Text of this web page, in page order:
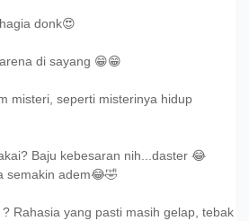
donk😍
di sayang 😁😁
misteri, seperti misterinya hidup
Baju kebesaran nih...daster 😂
semakin adem😂🤣
Rahasia yang pasti masih gelap, tebak